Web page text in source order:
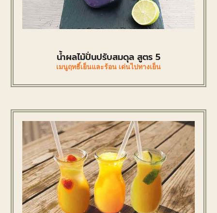
น้ำผลไม้ปั่นปรับสมดุล สูตร 5
เมนูฤทธิ์เย็นและร้อน เด่นไปทางเย็น